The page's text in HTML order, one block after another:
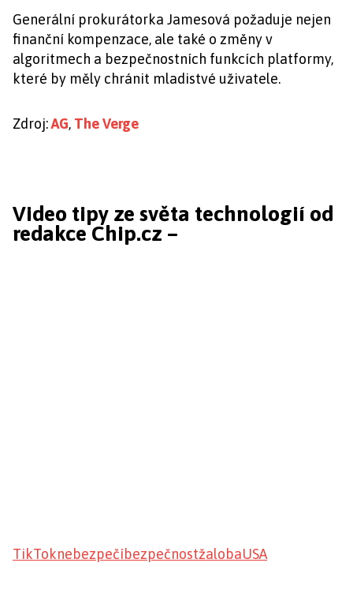
Generální prokurátorka Jamesová požaduje nejen
finanční kompenzace, ale také o změny v
algoritmech a bezpečnostních funkcích platformy,
které by měly chránit mladistvé uživatele.
Zdroj:AG, The Verge
Video tipy ze světa technologií od
redakce Chip.cz –
TikToknebezpečíbezpečnostžalobaUSA